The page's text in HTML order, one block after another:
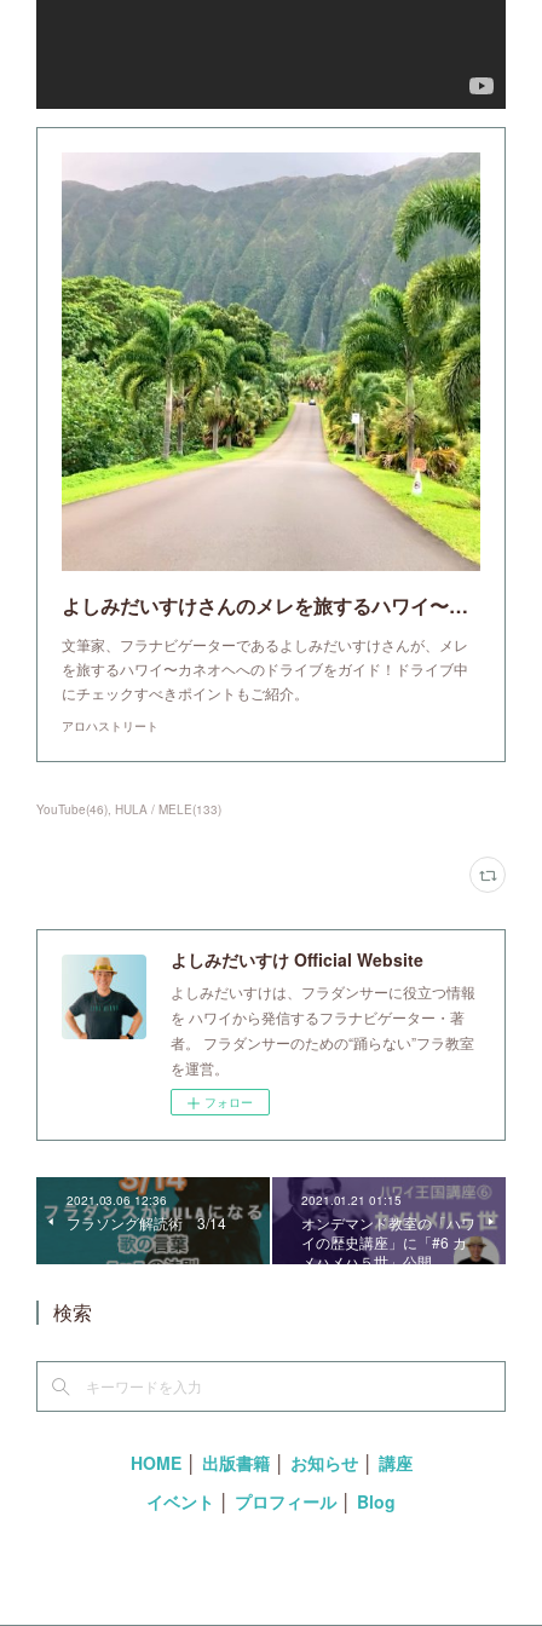
よしみだいすけさんのメレを旅するハワイ〜カネオヘのドライブをガイド！ | アロハストリート-ハワイ
文筆家、フラナビゲーターであるよしみだいすけさんが、メレ
を旅するハワイ〜カネオヘへのドライブをガイド！ドライブ中
にチェックすべきポイントもご紹介。
アロハストリート
YouTube(46) HULA / MELE(133)
よしみだいすけ Official Website
よしみだいすけは、フラダンサーに役立つ情報
を ハワイから発信するフラナビゲーター・著
者。 フラダンサーのための“踊らない”フラ教室
を運営。
フォロー
2021.03.06 12:36
フラソング解読術 3/14
2021.01.21 01:15
オンデマンド教室の「ハワ
イの歴史講座」に「#6 カ
メハメハ５世」公開
検索
HOME│ 出版書籍│ お知らせ│ 講座
イベント
プロフィール│ Blog